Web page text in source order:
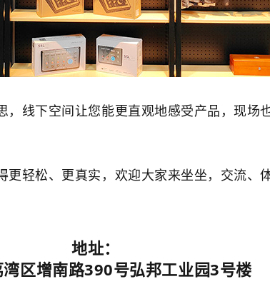
，线下空间让您能更直观地感受产品，现场
更轻松、更真实，欢迎大家来坐坐，交流、
地址：
区增南路390号弘邦工业园3号楼